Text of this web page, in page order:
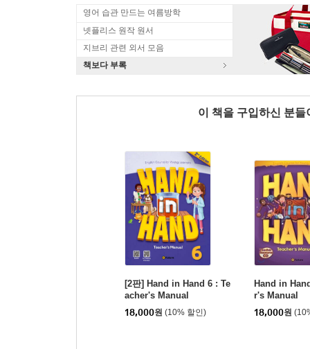
영어 습관 만드는 여름방학
넷플리스 원작 원서
지브리 관련 외서 모음
책보다 부록
이 책을 구입하신 분
[2판] Hand in Hand 6 : Te
acher's Manual
18,000원 (10% 할인)
Hand in
r's Manual
18,000원